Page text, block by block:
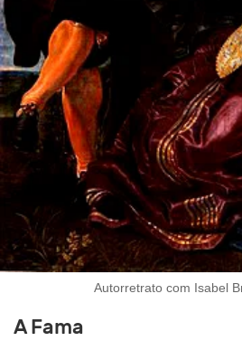
Autorretrato com Isabel
A Fama